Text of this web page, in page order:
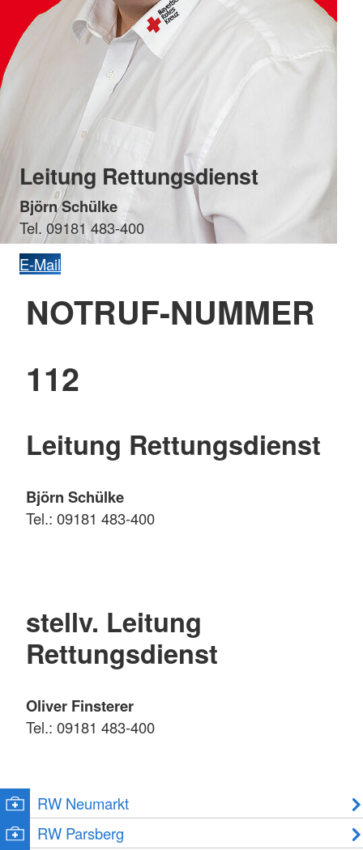
Leitung Rettungsdienst
Björn Schülke
Tel. 09181 483-400
E-Mail
NOTRUF-NUMMER
112
Leitung Rettungsdienst
Björn Schülke
Tel.: 09181 483-400
stellv. Leitung
Rettungsdienst
Oliver Finsterer
Tel.: 09181 483-400
RW Neumarkt
RW Parsberg